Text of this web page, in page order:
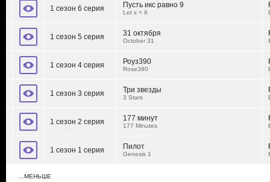
1 сезон 6 серия Пусть икс равно 9
Let x = 9
1 сезон 5 серия 31 октября
October 31
1 сезон 4 серия Роуз390
Rose390
1 сезон 3 серия Три звезды
3 Stars
1 сезон 2 серия 177 минут
177 Minutes
1 сезон 1 серия Пилот
Genesis 1
…МЕНЬШЕ